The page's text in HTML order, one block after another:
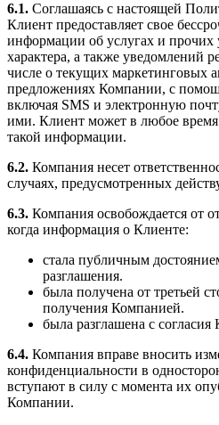
6.1. Соглашаясь с настоящей
Клиент предоставляет свое
информации об услугах и прочих
характера, а также уведомлений
числе о текущих маркетинговых
предложениях Компании, с
включая SMS и электронную
ими. Клиент может в любое время
такой информации.
6.2. Компания несет
случаях, предусмотренных
6.3. Компания освобождается от
когда информация о Клиенте:
стала публичным
разглашения.
была получена от третьей
получения Компанией.
была разглашена с согласия
6.4. Компания вправе вносить
конфиденциальности в
вступают в силу с момента их
Компании.